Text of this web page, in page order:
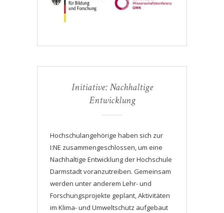
Initiative: Nachhaltige
Entwicklung
Hochschulangehörige haben sich zur
I:NE zusammengeschlossen, um eine
Nachhaltige Entwicklung der Hochschule
Darmstadt voranzutreiben. Gemeinsam
werden unter anderem Lehr- und
Forschungsprojekte geplant, Aktivitäten
im Klima- und Umweltschutz aufgebaut